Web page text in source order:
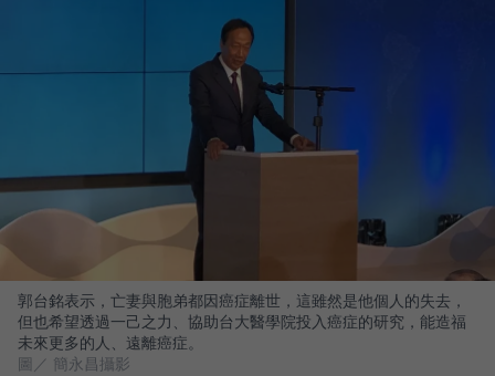
郭台銘表示，亡妻與胞弟都因癌症離世，這雖然是他個人的失去，
但也希望透過一己之力、協助台大醫學院投入癌症的研究，能造福
未來更多的人、遠離癌症。
圖／ 簡永昌攝影